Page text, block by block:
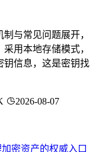
与常见问题展开，
用本地存储模式，
钥信息，这是密钥找
2026-08-07